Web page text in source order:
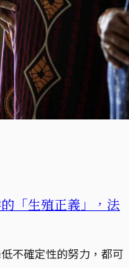
「生殖正義」，法
不確定性的努力，都可